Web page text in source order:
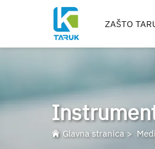
ZAŠTO
Glavna stranica>